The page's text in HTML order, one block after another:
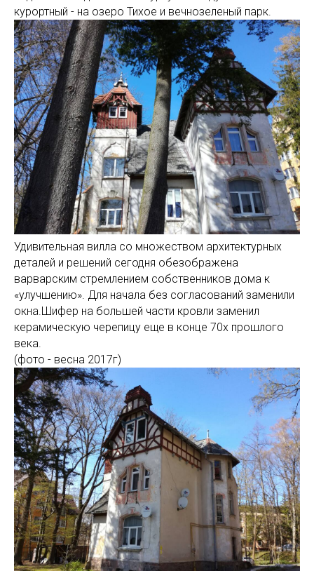
курортный - на озеро Тихое и вечнозеленый парк.
Удивительная вилла со множеством архитектурных
деталей и решений сегодня обезображена
варварским стремлением собственников дома к
«улучшению». Для начала без согласований заменили
окна.Шифер на большей части кровли заменил
керамическую черепицу еще в конце 70х прошлого
века.
(фото - весна 2017г)